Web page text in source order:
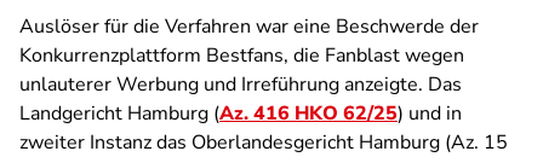
Auslöser für die Verfahren war eine Beschwerde der
Konkurrenzplattform Bestfans, die Fanblast wegen
unlauterer Werbung und Irreführung anzeigte. Das
Landgericht Hamburg (Az. 416 HKO 62/25) und in
zweiter Instanz das Oberlandesgericht Hamburg (Az. 15